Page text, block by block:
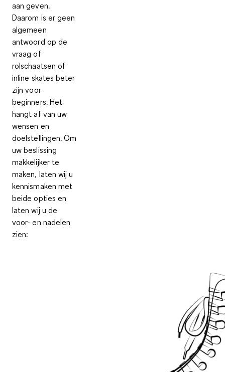
aan geven.
Daarom is er geen
algemeen
antwoord op de
vraag of
rolschaatsen of
inline skates beter
zijn voor
beginners. Het
hangt af van uw
wensen en
doelstellingen. Om
uw beslissing
makkelijker te
maken, laten wij u
kennismaken met
beide opties en
laten wij u de
voor- en nadelen
zien: